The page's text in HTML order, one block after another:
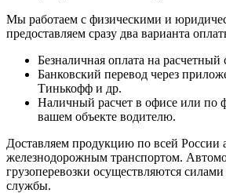
Мы работаем с физическими и
предоставляем сразу два варианта
Безналичная оплата на расчетный
Банковский перевод через
Тинькофф и др.
Наличный расчет в офисе или по
вашем объекте водителю.
Доставляем продукцию по всей России
железнодорожным транспортом.
грузоперевозки осуществляются
службы.